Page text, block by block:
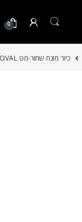
0
כיור מונח שחור-מט OVAL